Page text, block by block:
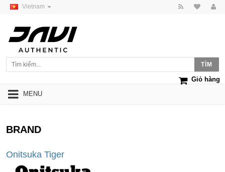
Vietnam
Giỏ hàng
MENU
BRAND
Onitsuka Tiger